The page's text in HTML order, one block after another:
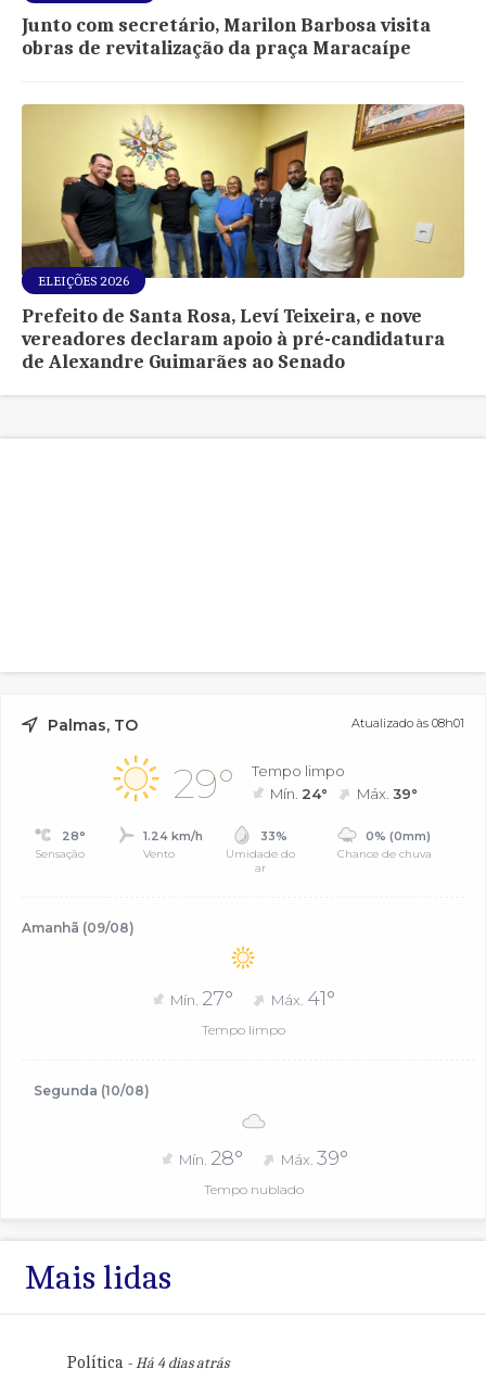
Junto com secretário, Marilon Barbosa visita
obras de revitalização da praça Maracaípe
ELEIÇÕES 2026
Prefeito de Santa Rosa, Leví Teixeira, e nove
vereadores declaram apoio à pré-candidatura
de Alexandre Guimarães ao Senado
Palmas, TO Atualizado às 08h01
29°
Tempo limpo
Mín. 24° Máx.39°
28°
Sensação
1.24 km/h
Vento
33%
Umidade do
ar
0% (0mm)
Chance de chuva
Amanhã (09/08)
Mín. 27° Máx. 41°
Tempo limpo
Segunda (10/08)
Mín. 28° Máx. 39°
Tempo nublado
Mais lidas
Política- Há 4 dias atrás